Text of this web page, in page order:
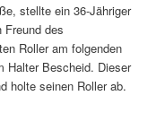
stellte ein 36-Jähriger
Freund des
Roller am folgenden
Halter Bescheid. Dieser
holte seinen Roller ab.